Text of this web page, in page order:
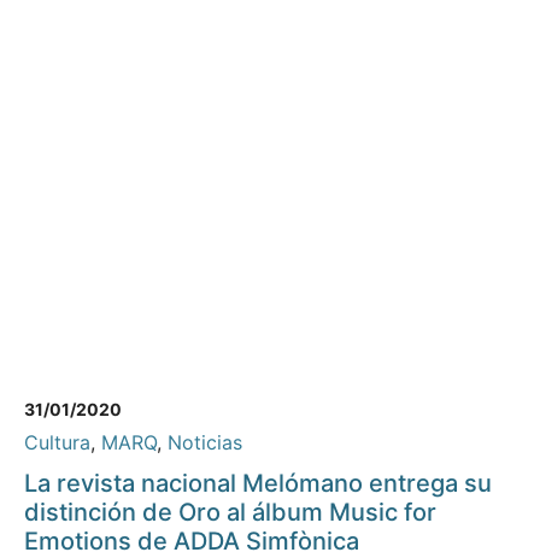
31/01/2020
Cultura, MARQ, Noticias
La revista nacional Melómano entrega su
distinción de Oro al álbum Music for
Emotions de ADDA Simfònica